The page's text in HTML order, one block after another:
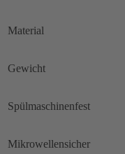
Material
Gewicht
Spülmaschinenfest
Mikrowellensicher